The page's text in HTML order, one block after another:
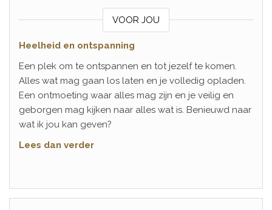
VOOR JOU
Heelheid en ontspanning
Een plek om te ontspannen en tot jezelf te komen.
Alles wat mag gaan los laten en je volledig opladen.
Een ontmoeting waar alles mag zijn en je veilig en
geborgen mag kijken naar alles wat is. Benieuwd naar
wat ik jou kan geven?
Lees dan verder